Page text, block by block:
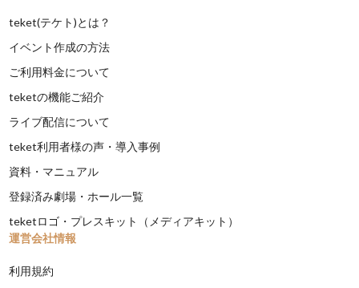
teket(テケト)とは？
イベント作成の方法
ご利用料金について
teketの機能ご紹介
ライブ配信について
teket利用者様の声・導入事例
資料・マニュアル
登録済み劇場・ホール一覧
teketロゴ・プレスキット（メディアキット）
運営会社情報
利用規約